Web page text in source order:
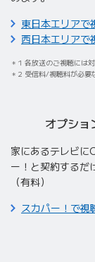
東日本エリアで
西日本エリアで
1 各放送のご視聴には
2 受信料/視聴料が必要
オプショ
家にあるテレビに
ー！と契約するだ
（有料）
スカパー！で視